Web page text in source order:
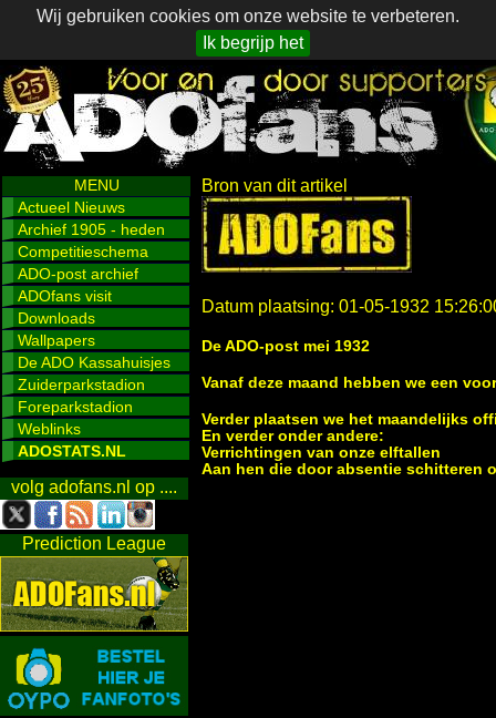
Wij gebruiken cookies om onze website te verbeteren.
Ik begrijp het
MENU
Actueel Nieuws
Archief 1905 - heden
Competitieschema
ADO-post archief
ADOfans visit
Downloads
Wallpapers
De ADO Kassahuisjes
Zuiderparkstadion
Foreparkstadion
Weblinks
ADOSTATS.NL
volg adofans.nl op ....
Prediction League
Bron van dit artikel
Datum plaatsing: 01-05-1932
De ADO-post mei 1932
Vanaf deze maand hebben we een
Verder plaatsen we het maandelijks
En verder onder andere:
Verrichtingen van onze elftallen
Aan hen die door absentie schitteren